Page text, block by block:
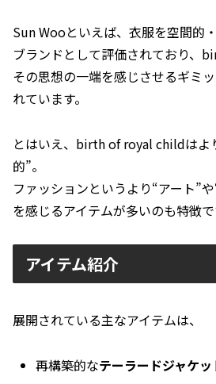
Sun Wooといえば、衣服を空間的
ブランドとして評価されており、
その思想の一端を感じさせるギミ
れています。
とはいえ、birth of royal childはよ
的”。
ファッションというより“アート”
を感じるアイテムが多いのも特徴で
アイテム紹介
展開されている主なアイテムは、
再構築的なテーラードジャケッ